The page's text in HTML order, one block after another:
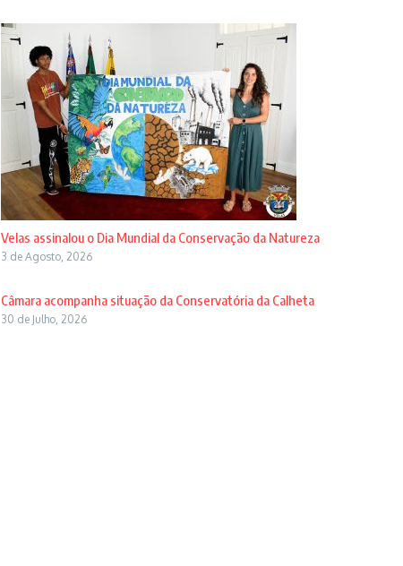
Velas assinalou o Dia Mundial da Conservação da Natureza
3 de Agosto, 2026
Câmara acompanha situação da Conservatória da Calheta
30 de Julho, 2026